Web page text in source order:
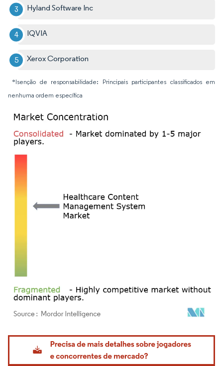
Hyland Software Inc
IQVIA
Xerox Corporation
*Isenção de responsabilidade: Principais participantes classificados em
nenhuma ordem específica
Imagem © Mordor Intelligence. O reuso requer atribuição conforme CC BY 4.0.